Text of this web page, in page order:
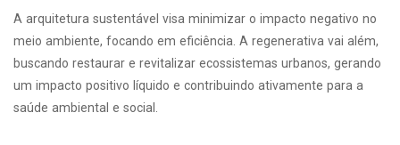
A arquitetura sustentável visa minimizar o impacto negativo no
meio ambiente, focando em eficiência. A regenerativa vai além,
buscando restaurar e revitalizar ecossistemas urbanos, gerando
um impacto positivo líquido e contribuindo ativamente para a
saúde ambiental e social.